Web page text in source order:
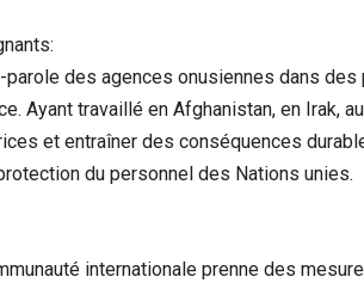
parole des agences onusiennes dans
Ayant travaillé en Afghanistan, en Irak,
et entraîner des conséquences
du personnel des Nations unies.
internationale prenne des